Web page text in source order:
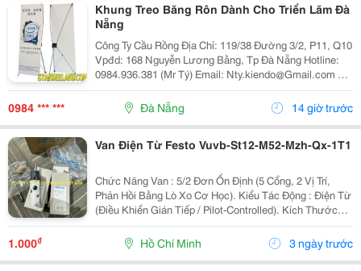
Khung Treo Băng Rôn Dành Cho Triển Lãm Đà
Nẵng
Công Ty Cầu Rồng Địa Chỉ: 119/38 Đường 3/2, P11, Q10
Vpđd: 168 Nguyễn Lương Bằng, Tp Đà Nẵng Hotline:
0984.936.381 (Mr Tý) Email: Nty.kiendo@Gmail.com Thi
Công Mặt Dựng Nhôm Alu - Với Các Công Ty Thuê Nhà
Cũ Làm
0984 *** *** Đà Nẵng 14 giờ trước
Van Điện Từ Festo Vuvb-St12-M52-Mzh-Qx-1T1
Chức Năng Van : 5/2 Đơn Ổn Định (5 Cổng, 2 Vị Trí,
Phản Hồi Bằng Lò Xo Cơ Học). Kiểu Tác Động : Điện Từ
(Điều Khiển Gián Tiếp / Pilot-Controlled). Kích Thước
Van : Chiều Rộng Bản 12 Mm. Lưu Lượng Định Mức :
Kháng Dòng Đạt Từ 240 Lít/Phút Đến...
1.000₫ Hồ Chí Minh 3 ngày trước